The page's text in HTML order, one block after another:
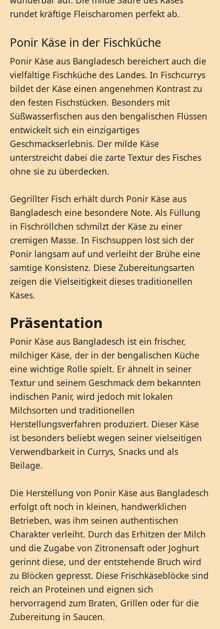
rundet kräftige Fleischaromen perfekt ab.
Ponir Käse in der Fischküche
Ponir Käse aus Bangladesch bereichert auch die
vielfältige Fischküche des Landes. In Fischcurrys
bildet der Käse einen angenehmen Kontrast zu
den festen Fischstücken. Besonders mit
Süßwasserfischen aus den bengalischen Flüssen
entwickelt sich ein einzigartiges
Geschmackserlebnis. Der milde Käse
unterstreicht dabei die zarte Textur des Fisches
ohne sie zu überdecken.
Gegrillter Fisch erhält durch Ponir Käse aus
Bangladesch eine besondere Note. Als Füllung
in Fischröllchen schmilzt der Käse zu einer
cremigen Masse. In Fischsuppen löst sich der
Ponir langsam auf und verleiht der Brühe eine
samtige Konsistenz. Diese Zubereitungsarten
zeigen die Vielseitigkeit dieses traditionellen
Käses.
Präsentation
Ponir Käse aus Bangladesch ist ein frischer,
milchiger Käse, der in der bengalischen Küche
eine wichtige Rolle spielt. Er ähnelt in seiner
Textur und seinem Geschmack dem bekannten
indischen Panir, wird jedoch mit lokalen
Milchsorten und traditionellen
Herstellungsverfahren produziert. Dieser Käse
ist besonders beliebt wegen seiner vielseitigen
Verwendbarkeit in Currys, Snacks und als
Beilage.
Die Herstellung von Ponir Käse aus Bangladesch
erfolgt oft noch in kleinen, handwerklichen
Betrieben, was ihm seinen authentischen
Charakter verleiht. Durch das Erhitzen der Milch
und die Zugabe von Zitronensaft oder Joghurt
gerinnt diese, und der entstehende Bruch wird
zu Blöcken gepresst. Diese Frischkäseblöcke sind
reich an Proteinen und eignen sich
hervorragend zum Braten, Grillen oder für die
Zubereitung in Saucen.